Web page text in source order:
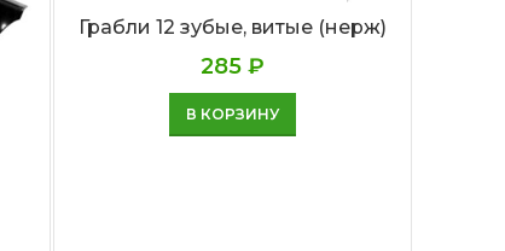
Грабли 12 зубые, витые (нерж)
285 ₽
В КОРЗИНУ